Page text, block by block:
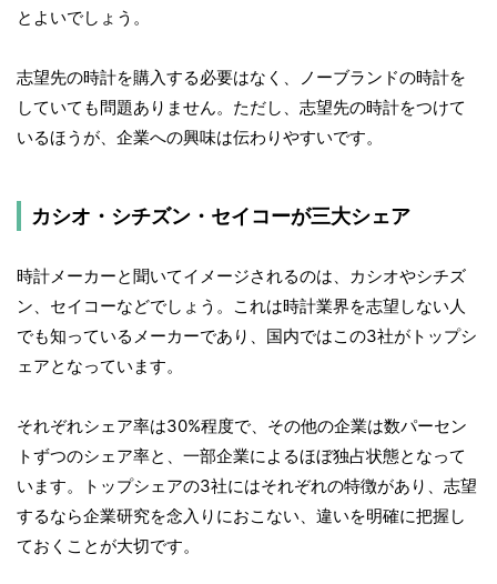
とよいでしょう。
志望先の時計を購入する必要はなく、ノーブランドの時計を
していても問題ありません。ただし、志望先の時計をつけて
いるほうが、企業への興味は伝わりやすいです。
カシオ・シチズン・セイコーが三大シェア
時計メーカーと聞いてイメージされるのは、カシオやシチズ
ン、セイコーなどでしょう。これは時計業界を志望しない人
でも知っているメーカーであり、国内ではこの3社がトップシ
ェアとなっています。
それぞれシェア率は30%程度で、その他の企業は数パーセン
トずつのシェア率と、一部企業によるほぼ独占状態となって
います。トップシェアの3社にはそれぞれの特徴があり、志望
するなら企業研究を念入りにおこない、違いを明確に把握し
ておくことが大切です。